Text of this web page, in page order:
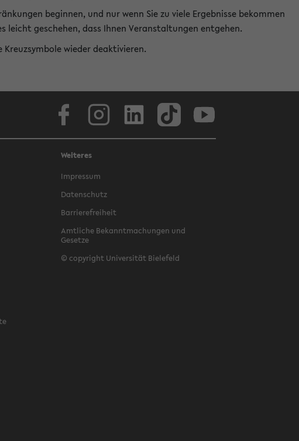
beginnen, und nur wenn Sie zu viele Ergebnisse bekommen
leicht geschehen, dass Ihnen Veranstaltungen entgehen.
wieder deaktivieren.
Weiteres
Impressum
Datenschutz
Barrierefreiheit
Amtliche Bekanntmachungen und
Gesetze
© copyright Universität Bielefeld